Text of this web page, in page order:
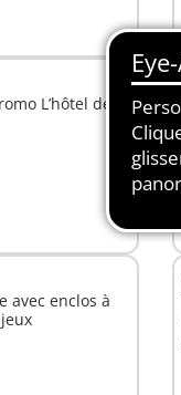
L’hôtel des
avec enclos à